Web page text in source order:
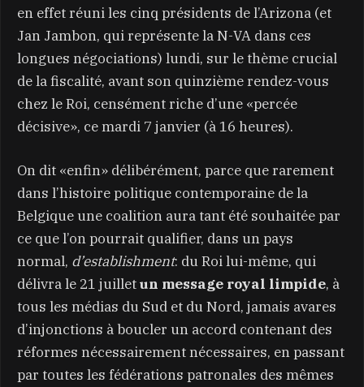
en effet réuni les cinq présidents de l’Arizona (et
Jan Jambon, qui représente la N-VA dans ces
longues négociations) lundi, sur le thème crucial
de la fiscalité, avant son quinzième rendez-vous
chez le Roi, censément riche d’une «percée
décisive», ce mardi 7 janvier (à 16 heures).
On dit «enfin» délibérément, parce que rarement
dans l’histoire politique contemporaine de la
Belgique une coalition aura tant été souhaitée par
ce que l’on pourrait qualifier, dans un pays
normal, d’establishment: du Roi lui-même, qui
délivra le 21 juilletun message royal limpide, à
tous les médias du Sud et du Nord, jamais avares
d’injonctions à boucler un accord contenant des
réformes nécessairement nécessaires, en passant
par toutes les fédérations patronales des mêmes